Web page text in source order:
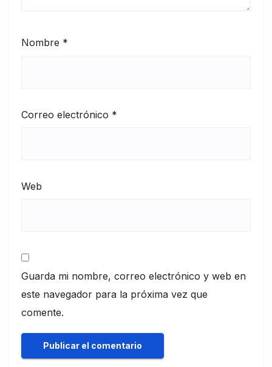
Nombre *
Correo electrónico *
Web
Guarda mi nombre, correo electrónico y web en
este navegador para la próxima vez que
comente.